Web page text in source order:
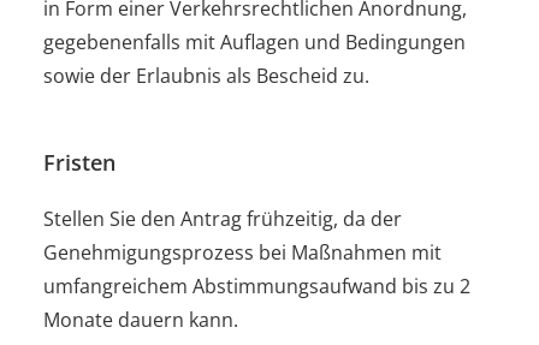
in Form einer Verkehrsrechtlichen Anordnung,
gegebenenfalls mit Auflagen und Bedingungen
sowie der Erlaubnis als Bescheid zu.
Fristen
Stellen Sie den Antrag frühzeitig, da der
Genehmigungsprozess bei Maßnahmen mit
umfangreichem Abstimmungsaufwand bis zu 2
Monate dauern kann.